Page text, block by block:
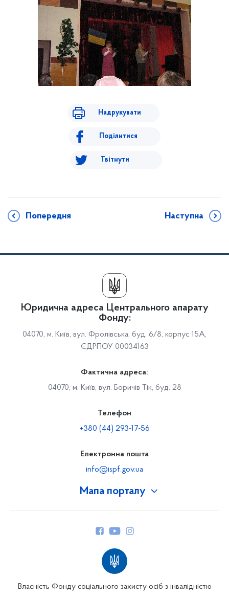
Надрукувати
Поділитися
Твітнути
Попередня Наступна
Мапа порталу
Юридична адреса Центрального апарату
Фонду:
04070, м. Київ, вул. Фролівська, буд. 6/8, корпус 15А,
ЄДРПОУ 00034163
Фактична адреса:
04070, м. Київ, вул. Боричів Тік, буд. 28
Телефон
+380 (44) 293-17-56
Електронна пошта
info@ispf.gov.ua
Власність Фонду соціального захисту осіб з інвалідністю